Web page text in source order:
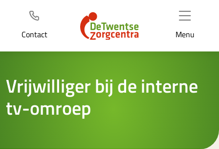
Header
Contact Menu
Vrijwilliger bij de interne
tv-omroep